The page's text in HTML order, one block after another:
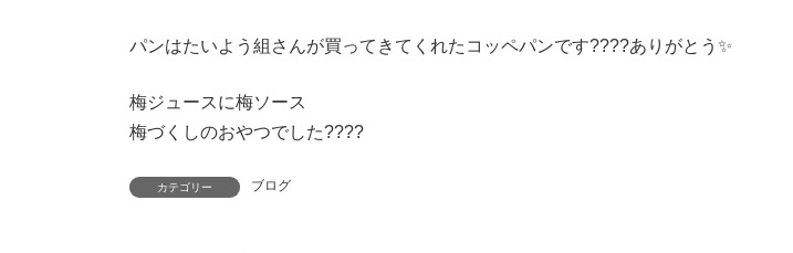
パンはたいよう組さんが買ってきてくれたコッペパンです????ありがとう✨
梅ジュースに梅ソース
梅づくしのおやつでした????
カテゴリー ブログ